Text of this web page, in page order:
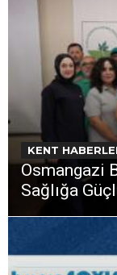
KENT
Osmangazi
Sağlığa